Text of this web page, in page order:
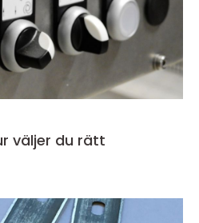
väljer du rätt